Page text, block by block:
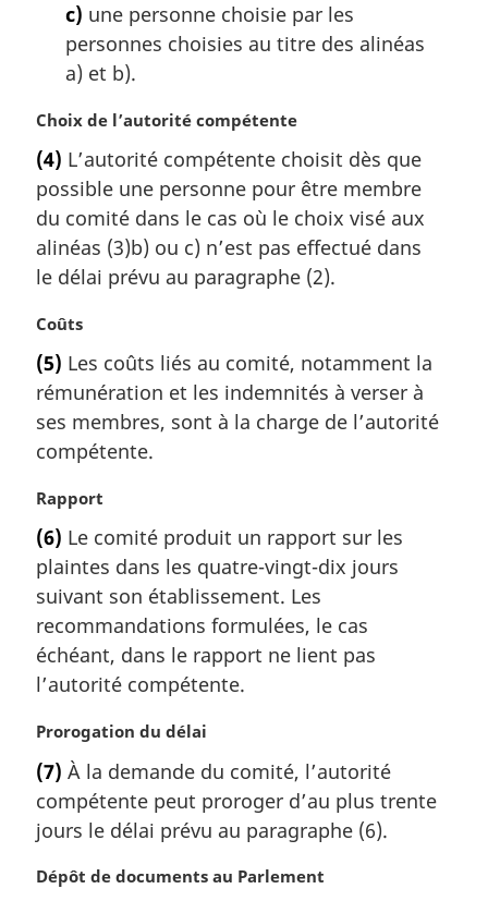
c) une personne choisie par les
personnes choisies au titre des alinéas
a) et b).
N
t
e
m
a
g
n
a
e
:
Choix de l’autorité compétente
(4) L’autorité compétente choisit dès que
possible une personne pour être membre
du comité dans le cas où le choix visé aux
alinéas (3)b) ou c) n’est pas effectué dans
le délai prévu au paragraphe (2).
N
t
e
m
a
g
n
a
e
:
Coûts
(5) Les coûts liés au comité, notamment la
rémunération et les indemnités à verser à
ses membres, sont à la charge de l’autorité
compétente.
N
t
e
m
a
g
i
a
l
e
:
Rapport
(6) Le comité produit un rapport sur les
plaintes dans les quatre-vingt-dix jours
suivant son établissement. Les
recommandations formulées, le cas
échéant, dans le rapport ne lient pas
l’autorité compétente.
N
t
e
m
r
Prorogation du délai
(7) À la demande du comité, l’autorité
compétente peut proroger d’au plus trente
jours le délai prévu au paragraphe (6).
N
Dépôt de documents au Parlement